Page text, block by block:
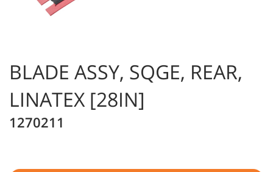
BLADE ASSY, SQGE, REAR,
LINATEX [28IN]
1270211